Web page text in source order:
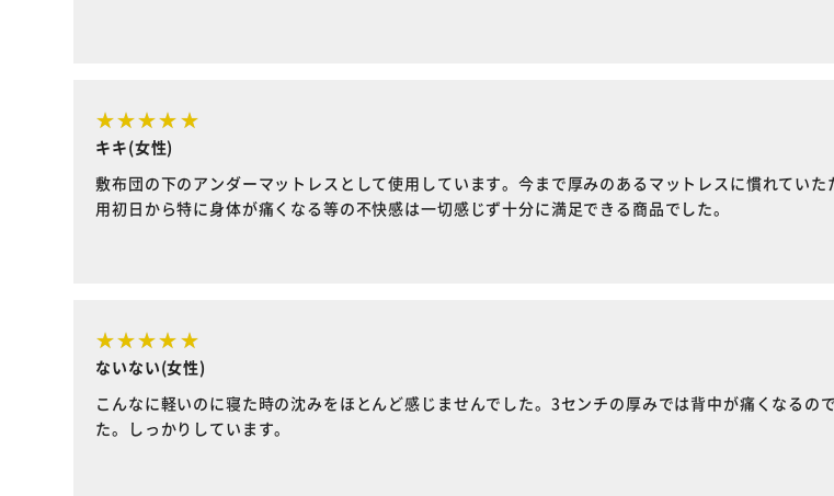
キキ(女性)
敷布団の下のアンダーマットレスとして使用しています。今まで厚みのあるマットレスに慣れてい
用初日から特に身体が痛くなる等の不快感は一切感じず十分に満足できる商品でした。
ないない(女性)
こんなに軽いのに寝た時の沈みをほとんど感じませんでした。3センチの厚みでは背中が痛くなるの
た。しっかりしています。